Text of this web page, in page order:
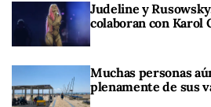
Judeline y
colaboran con Karol
Muchas personas
plenamente de sus